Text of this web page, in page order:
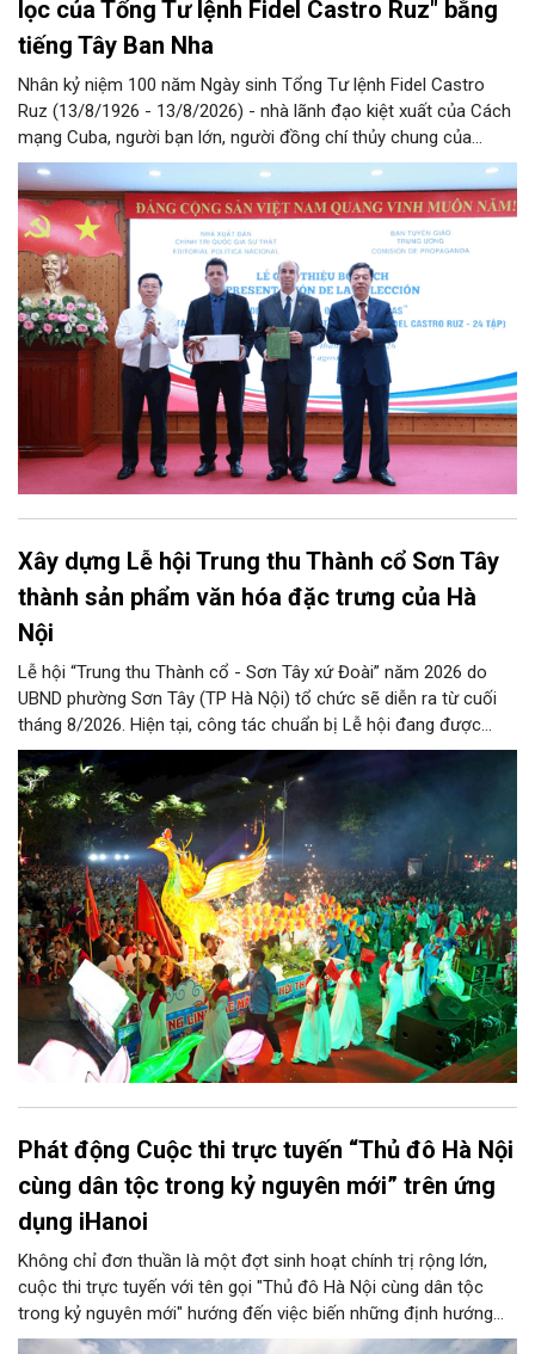
lọc của Tổng Tư lệnh Fidel Castro Ruz" bằng
tiếng Tây Ban Nha
Nhân kỷ niệm 100 năm Ngày sinh Tổng Tư lệnh Fidel Castro
Ruz (13/8/1926 - 13/8/2026) - nhà lãnh đạo kiệt xuất của Cách
mạng Cuba, người bạn lớn, người đồng chí thủy chung của
Đảng, Nhà nước và nhân dân Việt Nam, chiều 5/8, tại Hà Nội,
Nhà xuất bản Chính trị quốc gia Sự thật phối hợp với Ban Tuyên
giáo Trung ương tổ chức Lễ giới thiệu bộ sách “Tuyển tập các
tác phẩm chọn lọc của Tổng Tư lệnh Fidel Castro Ruz” gồm 24
tập bằng tiếng Tây Ban Nha.
Xây dựng Lễ hội Trung thu Thành cổ Sơn Tây
thành sản phẩm văn hóa đặc trưng của Hà
Nội
Lễ hội “Trung thu Thành cổ - Sơn Tây xứ Đoài” năm 2026 do
UBND phường Sơn Tây (TP Hà Nội) tổ chức sẽ diễn ra từ cuối
tháng 8/2026. Hiện tại, công tác chuẩn bị Lễ hội đang được
chính quyền phường Sơn Tây cùng các phòng, ban, ngành, đơn
vị và 25 tổ dân phố khẩn trương triển khai, tạo khí thế sôi nổi,
sẵn sàng mang đến cho Nhân dân và du khách một mùa Trung
thu quy mô, đặc sắc và giàu bản sắc văn hóa xứ Đoài.
Phát động Cuộc thi trực tuyến “Thủ đô Hà Nội
cùng dân tộc trong kỷ nguyên mới” trên ứng
dụng iHanoi
Không chỉ đơn thuần là một đợt sinh hoạt chính trị rộng lớn,
cuộc thi trực tuyến với tên gọi "Thủ đô Hà Nội cùng dân tộc
trong kỷ nguyên mới" hướng đến việc biến những định hướng
chiến lược trong Nghị quyết số 02-NQ/TW của Bộ Chính trị